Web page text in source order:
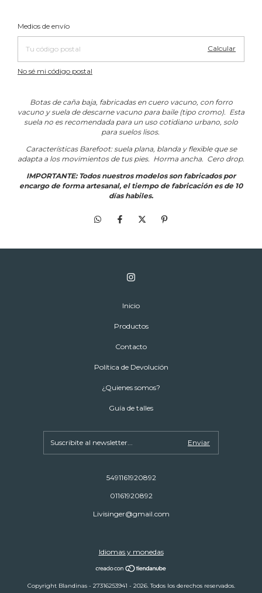
Entregas para el CP:
Medios de envío
Calcular
No sé mi código postal
Botas de caña baja, fabricadas en cuero vacuno, con forro
vacuno y suela de descarne vacuno para baile (tipo cromo). Esta
suela no es recomendada para un uso cotidiano urbano, solo
para suelos lisos.
Características Barefoot: suela plana, blanda y flexible que se
adapta a los movimientos de tus pies. Horma ancha. Cero drop.
IMPORTANTE: Todos nuestros modelos son fabricados por
encargo de forma artesanal, el tiempo de fabricación es de 10
días habiles.
Inicio
Productos
Contacto
Política de Devolución
¿Quienes somos?
Guía de talles
5491161920892
01161920892
Livisinger@gmail.com
Idiomas y monedas
Copyright Blandinas - 27316253941 - 2026. Todos los derechos reservados.